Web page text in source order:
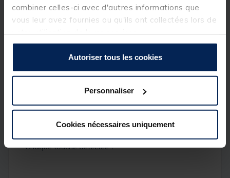
combiner celles-ci avec d'autres informations que
vous leur avez fournies ou qu'ils ont collectées lors de
Autoriser tous les cookies
Personnaliser
Cookies nécessaires uniquement
Chaque touche détéctée！